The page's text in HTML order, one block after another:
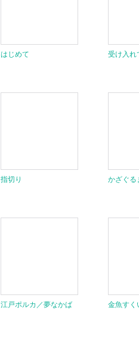
はじめて 受け入れ
指切り かざぐる
江戸ポルカ／夢なかば 金魚すく